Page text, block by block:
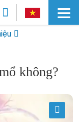
không?